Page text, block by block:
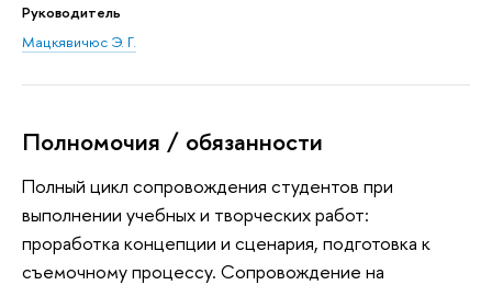
Руководитель
Мацкявичюс Э. Г.
Полномочия / обязанности
Полный цикл сопровождения студентов при
выполнении учебных и творческих работ:
проработка концепции и сценария, подготовка к
съемочному процессу. Сопровождение на